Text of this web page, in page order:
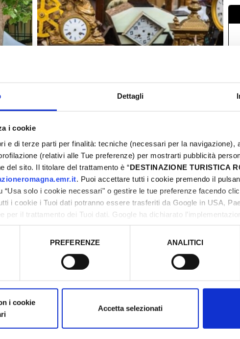
Dettagli
i cookie
e di terze parti per finalità: tecniche (necessari per la navigazione),
(relativi alle Tue preferenze) per mostrarti pubblicità
del sito. Il titolare del trattamento è “DESTINAZIONE TURISTICA
. Puoi accettare tutti i cookie premendo il
“Usa solo i cookie necessari" o gestire le tue preferenze facendo clic
i cookie i Tuoi dati potranno essere trasferiti da Google in USA,
per il trattamento dei Tuoi dati. Google ha dichiarato
che abbiamo valutato essere sufficienti.
PREFERENZE ANALITICI
i cookie
Accetta selezionati